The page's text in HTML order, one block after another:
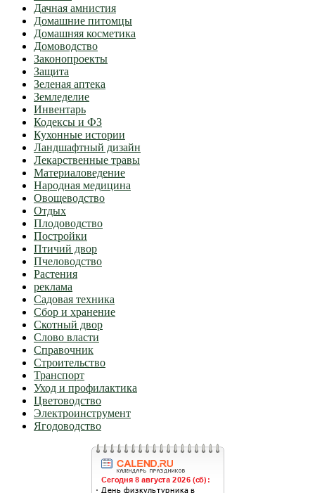
Дачная амнистия
Домашние питомцы
Домашняя косметика
Домоводство
Законопроекты
Защита
Зеленая аптека
Земледелие
Инвентарь
Кодексы и ФЗ
Кухонные истории
Ландшафтный дизайн
Лекарственные травы
Материаловедение
Народная медицина
Овощеводство
Отдых
Плодоводство
Постройки
Птичий двор
Пчеловодство
Растения
реклама
Садовая техника
Сбор и хранение
Скотный двор
Слово власти
Справочник
Строительство
Транспорт
Уход и профилактика
Цветоводство
Электроинструмент
Ягодоводство